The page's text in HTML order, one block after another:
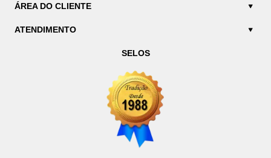
ÁREA DO CLIENTE
ATENDIMENTO
SELOS